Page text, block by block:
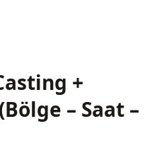
+
– Saat –